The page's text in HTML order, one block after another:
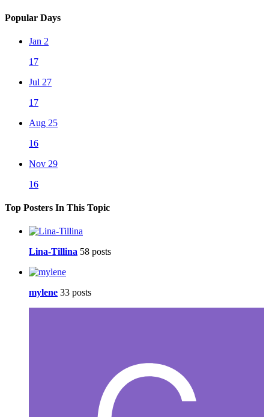
Popular Days
Jan 2
17
Jul 27
17
Aug 25
16
Nov 29
16
Top Posters In This Topic
Lina-Tillina 58 posts
mylene 33 posts